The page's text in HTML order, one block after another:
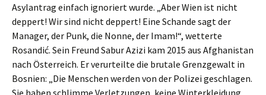
Asylantrag einfach ignoriert wurde. „Aber Wien ist nicht
deppert! Wir sind nicht deppert! Eine Schande sagt der
Manager, der Punk, die Nonne, der Imam!“, wetterte
Rosandić. Sein Freund Sabur Azizi kam 2015 aus Afghanistan
nach Österreich. Er verurteilte die brutale Grenzgewalt in
Bosnien: „Die Menschen werden von der Polizei geschlagen.
Sie haben schlimme Verletzungen, keine Winterkleidung,